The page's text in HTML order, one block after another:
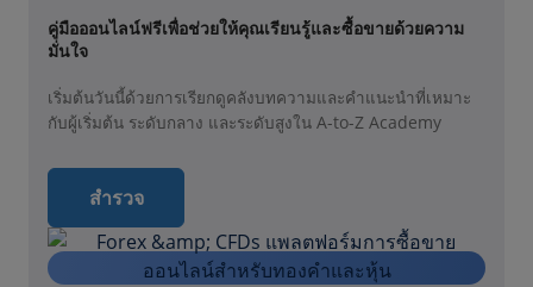
คู่มือออนไลน์ฟรีเพื่อช่วยให้คุณเรียนรู้และซื้อขายด้วยความ
มั่นใจ
เริ่มต้นวันนี้ด้วยการเรียกดูคลังบทความและคำแนะนำที่เหมาะ
กับผู้เริ่มต้น ระดับกลาง และระดับสูงใน A-to-Z Academy
สำรวจ